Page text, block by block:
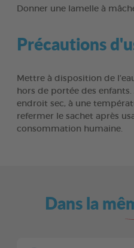
Donner une lamelle à
Précautions
Mettre à disposition de
hors de portée des
endroit sec, à une
refermer le sachet après
consommation humaine.
Dans la